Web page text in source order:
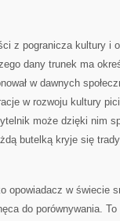
z pogranicza kultury i
dany trunek ma
w dawnych
w rozwoju kultury
może dzięki nim
butelką kryje się
opowiadacz w świecie
do porównywania.